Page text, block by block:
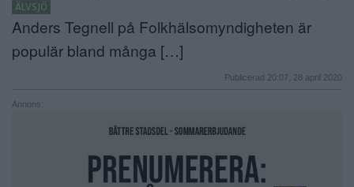
NÄRINGSLIV
MER
ÄLVSJÖ
Anders Tegnell på Folkhälsomyndigheten är
populär bland många […]
Publicerad 20:07, 28 april 2020
Annons: